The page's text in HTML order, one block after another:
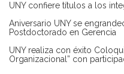
UNY confiere títulos a los
Aniversario UNY se
Postdoctorado en Gerencia
UNY realiza con éxito
Organizacional” con